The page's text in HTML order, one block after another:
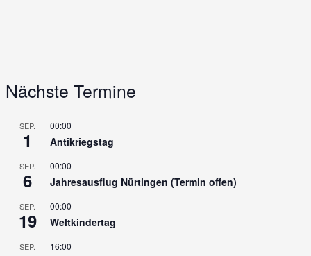
Nächste Termine
SEP.
1
00:00
Antikriegstag
SEP.
6
00:00
Jahresausflug Nürtingen (Termin offen)
SEP.
19
00:00
Weltkindertag
SEP. 16:00